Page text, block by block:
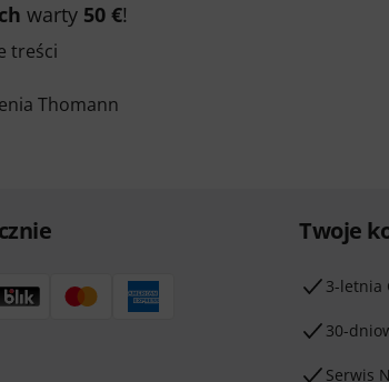
warty 50 €!
treści
Thomann
Twoje
3-letnia
30-
Serwis